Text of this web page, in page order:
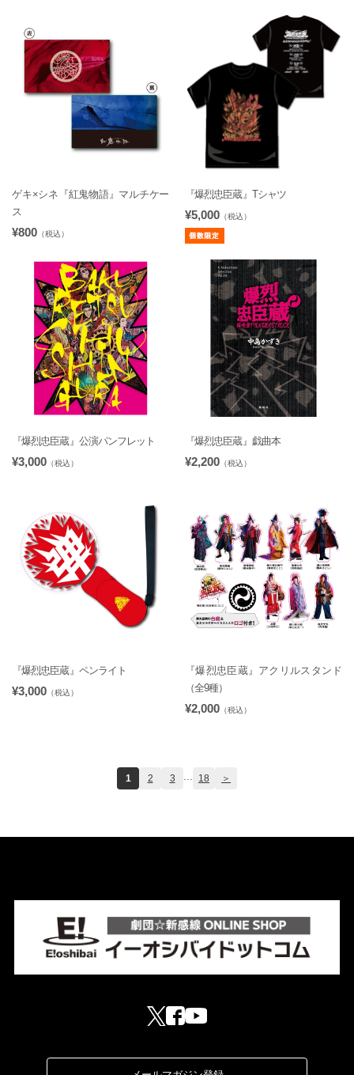
ゲキ×シネ『紅鬼物語』マルチケー
ス
¥800 （税込）
『爆烈忠臣蔵』Tシャツ
¥5,000 （税込）
『爆烈忠臣蔵』公演パンフレット
¥3,000 （税込）
『爆烈忠臣蔵』戯曲本
¥2,200 （税込）
『爆烈忠臣蔵』ペンライト
¥3,000 （税込）
『爆烈忠臣蔵』アクリルスタンド
（全9種）
¥2,000 （税込）
1 2 3 18 ＞